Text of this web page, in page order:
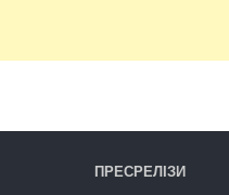
ПРЕСРЕЛІЗИ